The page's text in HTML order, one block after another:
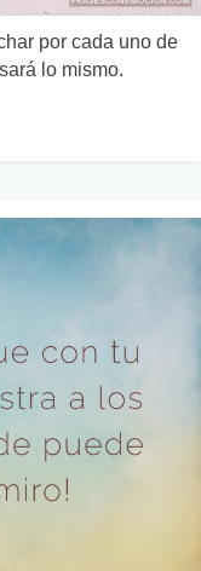
por cada uno de
lo mismo.